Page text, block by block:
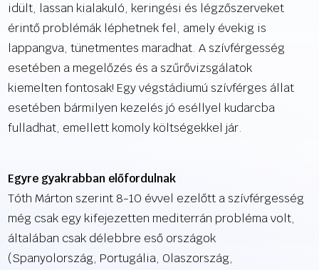
idült, lassan kialakuló, keringési és légzőszerveket
érintő problémák léphetnek fel, amely évekig is
lappangva, tünetmentes maradhat. A szívférgesség
esetében a megelőzés és a szűrővizsgálatok
kiemelten fontosak! Egy végstádiumú szívférges állat
esetében bármilyen kezelés jó eséllyel kudarcba
fulladhat, emellett komoly költségekkel jár.
Egyre gyakrabban előfordulnak
Tóth Márton szerint 8-10 évvel ezelőtt a szívférgesség
még csak egy kifejezetten mediterrán probléma volt,
általában csak délebbre eső országok
(Spanyolország, Portugália, Olaszország,